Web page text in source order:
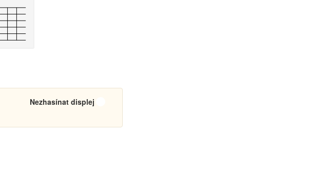
Nezhasínat displej